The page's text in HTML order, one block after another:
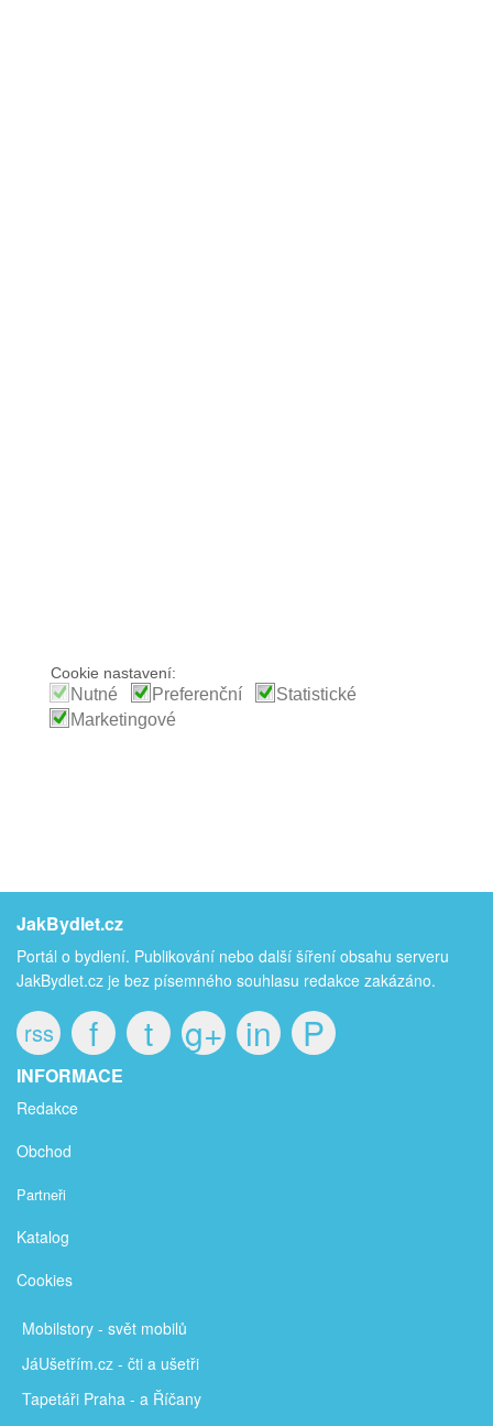
JakBydlet.cz
Portál o bydlení. Publikování nebo další šíření obsahu serveru
JakBydlet.cz je bez písemného souhlasu redakce zakázáno.
rss f t g+ in P
INFORMACE
Redakce
Obchod
Partneři
Katalog
Cookies
Mobilstory - svět mobilů
JáUšetřím.cz - čti a ušetři
Tapetáři Praha - a Říčany
Cookie nastavení:
Nutné Preferenční
Statistické
Marketingové